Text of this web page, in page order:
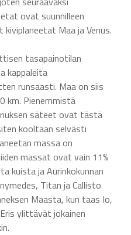
ovat suunnilleen
Maa ja Venus.
tasapainotilan
kappaleita
runsaasti. Maa on siis
km. Pienemmistä
säteet ovat tästä
kooltaan selvästi
massa on
massat ovat vain 11%
kuista ja Aurinkokunnan
Titan ja Callisto
Maasta, kun taas Io,
ylittävät jokainen